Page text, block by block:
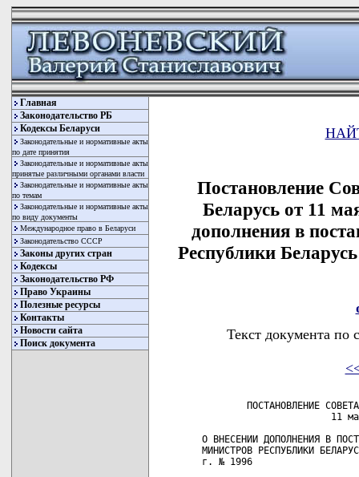
Главная
Законодательство РБ
Кодексы Беларуси
Законодательные и нормативные акты
по дате принятия
Законодательные и нормативные акты
принятые различными органами власти
Законодательные и нормативные акты
по темам
Законодательные и нормативные акты
по виду документы
Международное право в Беларуси
Законодательство СССР
Законы других стран
Кодексы
Законодательство РФ
Право Украины
Полезные ресурсы
Контакты
Новости сайта
Поиск документа
Постановление
Беларусь от 11
дополнения в
Республики
Текст документа по
ПОСТАНОВЛЕНИЕ
11
О ВНЕСЕНИИ ДОПОЛНЕНИЯ В
МИНИСТРОВ РЕСПУБЛИКИ
г. № 1996